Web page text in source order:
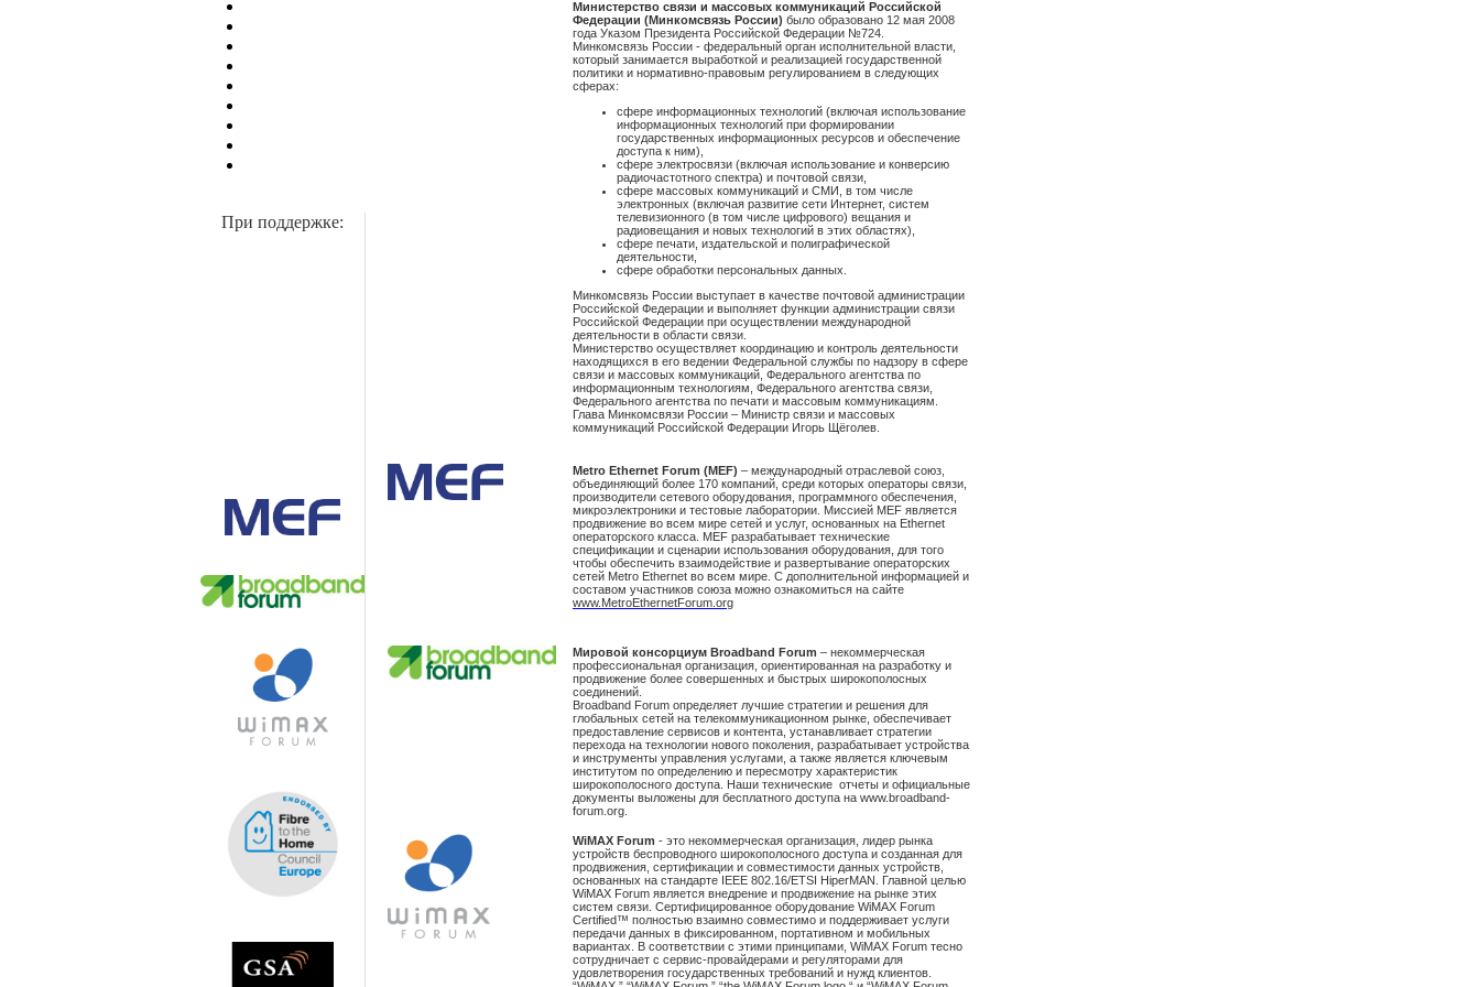
При поддержке:
Министерство связи и массовых коммуникаций Российской
Федерации (Минкомсвязь России) было образовано 12 мая 2008
года Указом Президента Российской Федерации №724.
Минкомсвязь России - федеральный орган исполнительной власти,
который занимается выработкой и реализацией государственной
политики и нормативно-правовым регулированием в следующих
сферах:
сфере информационных технологий (включая использование
информационных технологий при формировании
государственных информационных ресурсов и обеспечение
доступа к ним),
сфере электросвязи (включая использование и конверсию
радиочастотного спектра) и почтовой связи,
сфере массовых коммуникаций и СМИ, в том числе
электронных (включая развитие сети Интернет, систем
телевизионного (в том числе цифрового) вещания и
радиовещания и новых технологий в этих областях),
сфере печати, издательской и полиграфической
деятельности,
сфере обработки персональных данных.
Минкомсвязь России выступает в качестве почтовой администрации
Российской Федерации и выполняет функции администрации связи
Российской Федерации при осуществлении международной
деятельности в области связи.
Министерство осуществляет координацию и контроль деятельности
находящихся в его ведении Федеральной службы по надзору в сфере
связи и массовых коммуникаций, Федерального агентства по
информационным технологиям, Федерального агентства связи,
Федерального агентства по печати и массовым коммуникациям.
Глава Минкомсвязи России – Министр связи и массовых
коммуникаций Российской Федерации Игорь Щёголев.
Metro Ethernet Forum (MEF) – международный отраслевой союз,
объединяющий более 170 компаний, среди которых операторы связи,
производители сетевого оборудования, программного обеспечения,
микроэлектроники и тестовые лаборатории. Миссией MEF является
продвижение во всем мире сетей и услуг, основанных на Ethernet
операторского класса. MEF разрабатывает технические
спецификации и сценарии использования оборудования, для того
чтобы обеспечить взаимодействие и развертывание операторских
сетей Metro Ethernet во всем мире. С дополнительной информацией и
составом участников союза можно ознакомиться на сайте
www.MetroEthernetForum.org
Мировой консорциум Broadband Forum – некоммерческая
профессиональная организация, ориентированная на разработку и
продвижение более совершенных и быстрых широкополосных
соединений.
Broadband Forum определяет лучшие стратегии и решения для
глобальных сетей на телекоммуникационном рынке, обеспечивает
предоставление сервисов и контента, устанавливает стратегии
перехода на технологии нового поколения, разрабатывает устройства
и инструменты управления услугами, а также является ключевым
институтом по определению и пересмотру характеристик
широкополосного доступа. Наши технические отчеты и официальные
документы выложены для бесплатного доступа на www.broadband-
forum.org.
WiMAX Forum - это некоммерческая организация, лидер рынка
устройств беспроводного широкополосного доступа и созданная для
продвижения, сертификации и совместимости данных устройств,
основанных на стандарте IEEE 802.16/ETSI HiperMAN. Главной целью
WiMAX Forum является внедрение и продвижение на рынке этих
систем связи. Сертифицированное оборудование WiMAX Forum
Certified™ полностью взаимно совместимо и поддерживает услуги
передачи данных в фиксированном, портативном и мобильных
вариантах. В соответствии с этими принципами, WiMAX Forum тесно
сотрудничает с сервис-провайдерами и регуляторами для
удовлетворения государственных требований и нужд клиентов.